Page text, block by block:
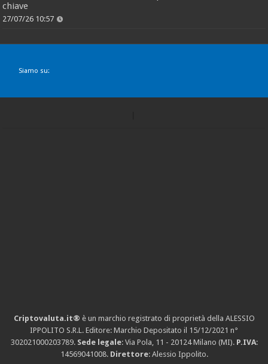
chiave
27/07/26 10:57
Siamo su:
Criptovaluta.it® è un marchio registrato di proprietà della ALESSIO
IPPOLITO S.R.L. Editore: Marchio Depositato il 15/12/2021 n°
302021000203789. Sede legale: Via Pola, 11 - 20124 Milano (MI). P.IVA:
14569041008. Direttore: Alessio Ippolito.